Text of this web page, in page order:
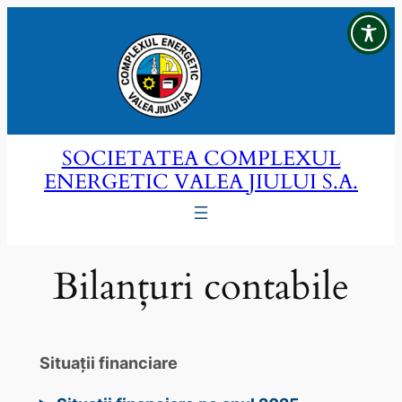
SOCIETATEA COMPLEXUL
ENERGETIC VALEA JIULUI S.A.
Bilanțuri contabile
Situaţii financiare